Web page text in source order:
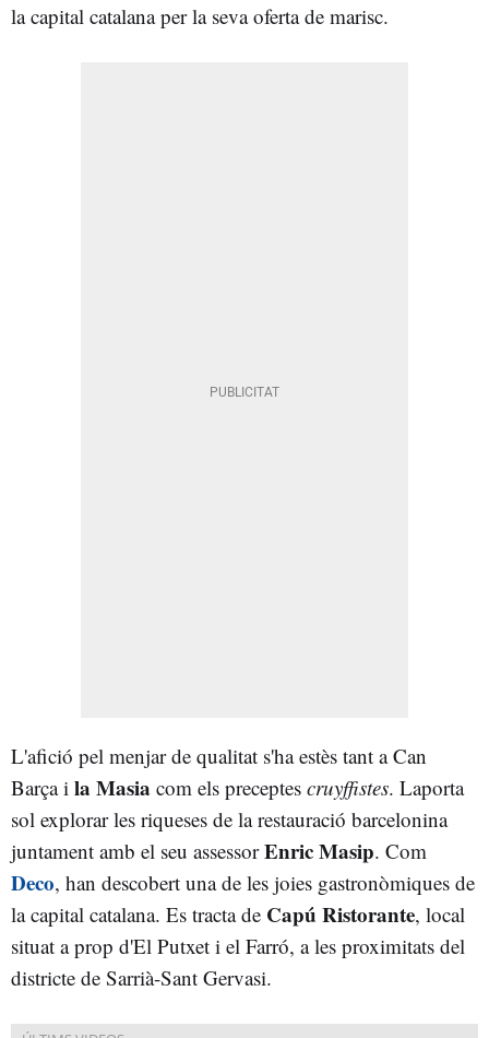
la capital catalana per la seva oferta de marisc.
L'afició pel menjar de qualitat s'ha estès tant a Can
Barça i la Masia com els preceptes cruyffistes. Laporta
sol explorar les riqueses de la restauració barcelonina
juntament amb el seu assessorEnric Masip. Com
Deco, han descobert una de les joies gastronòmiques de
la capital catalana. Es tracta de Capú Ristorante, local
situat a prop d'El Putxet i el Farró, a les proximitats del
districte de Sarrià-Sant Gervasi.